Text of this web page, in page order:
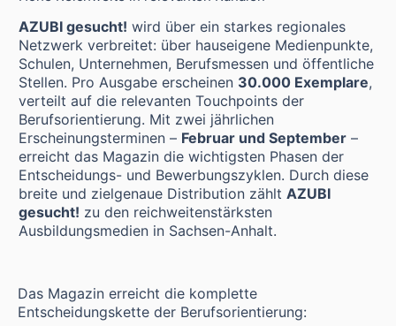
AZUBI gesucht! wird über ein starkes regionales
Netzwerk verbreitet: über hauseigene Medienpunkte,
Schulen, Unternehmen, Berufsmessen und öffentliche
Stellen. Pro Ausgabe erscheinen 30.000 Exemplare,
verteilt auf die relevanten Touchpoints der
Berufsorientierung. Mit zwei jährlichen
Erscheinungsterminen – Februar und September–
erreicht das Magazin die wichtigsten Phasen der
Entscheidungs- und Bewerbungszyklen. Durch diese
breite und zielgenaue Distribution zählt AZUBI
gesucht! zu den reichweitenstärksten
Ausbildungsmedien in Sachsen-Anhalt.
Das Magazin erreicht die komplette
Entscheidungskette der Berufsorientierung: